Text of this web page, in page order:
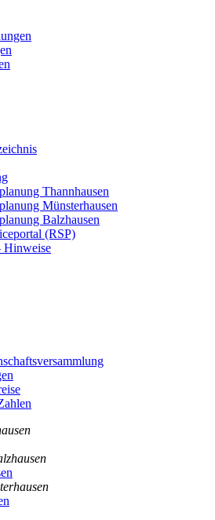
Thannhausen
Münsterhausen
Balzhausen
(RSP)
Hinweise